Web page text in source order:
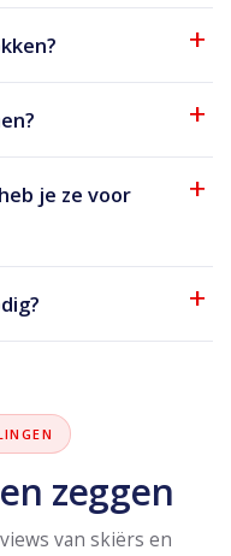
je ze voor
zeggen
van skiërs en